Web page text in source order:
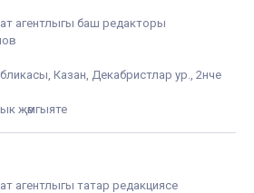
агентлыгы баш редакторы
Казан, Декабристлар ур., 2нче
җәмгыяте
агентлыгы татар редакциясе